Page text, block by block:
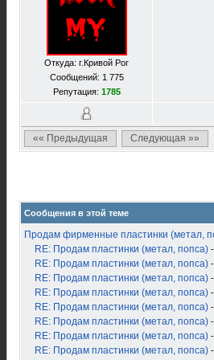
Откуда: г.Кривой Рог
Сообщений: 1 775
Репутация: 1785
«« Предыдущая Следующая »»
Сообщения в этой теме
Продам фирменные пластинки (метал,
RE: Продам пластинки (метал, попса) -
RE: Продам пластинки (метал, попса) -
RE: Продам пластинки (метал, попса) -
RE: Продам пластинки (метал, попса) -
RE: Продам пластинки (метал, попса) -
RE: Продам пластинки (метал, попса) -
RE: Продам пластинки (метал, попса) -
RE: Продам пластинки (метал, попса) -